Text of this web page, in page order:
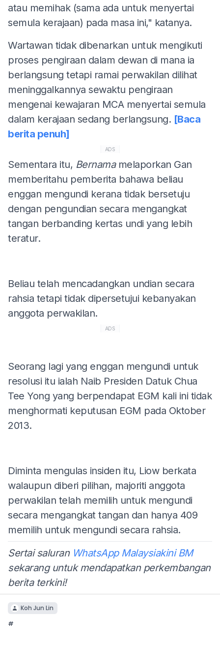
atau memihak (sama ada untuk menyertai
semula kerajaan) pada masa ini," katanya.
Wartawan tidak dibenarkan untuk mengikuti
proses pengiraan dalam dewan di mana ia
berlangsung tetapi ramai perwakilan dilihat
meninggalkannya sewaktu pengiraan
mengenai kewajaran MCA menyertai semula
dalam kerajaan sedang berlangsung. [Baca
berita penuh]
ADS
Sementara itu, Bernama melaporkan Gan
memberitahu pemberita bahawa beliau
enggan mengundi kerana tidak bersetuju
dengan pengundian secara mengangkat
tangan berbanding kertas undi yang lebih
teratur.
Beliau telah mencadangkan undian secara
rahsia tetapi tidak dipersetujui kebanyakan
anggota perwakilan.
ADS
Seorang lagi yang enggan mengundi untuk
resolusi itu ialah Naib Presiden Datuk Chua
Tee Yong yang berpendapat EGM kali ini tidak
menghormati keputusan EGM pada Oktober
2013.
Diminta mengulas insiden itu, Liow berkata
walaupun diberi pilihan, majoriti anggota
perwakilan telah memilih untuk mengundi
secara mengangkat tangan dan hanya 409
memilih untuk mengundi secara rahsia.
Sertai saluran WhatsApp Malaysiakini BM
sekarang untuk mendapatkan perkembangan
berita terkini!
Koh Jun Lin
#